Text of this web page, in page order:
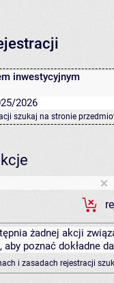
inwestycyjnym
2026
szukaj na stronie
żadnej akcji
poznać dokładne
i zasadach rejestracji